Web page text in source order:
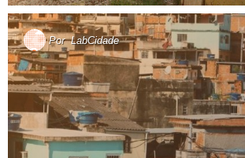
PorLabCidade